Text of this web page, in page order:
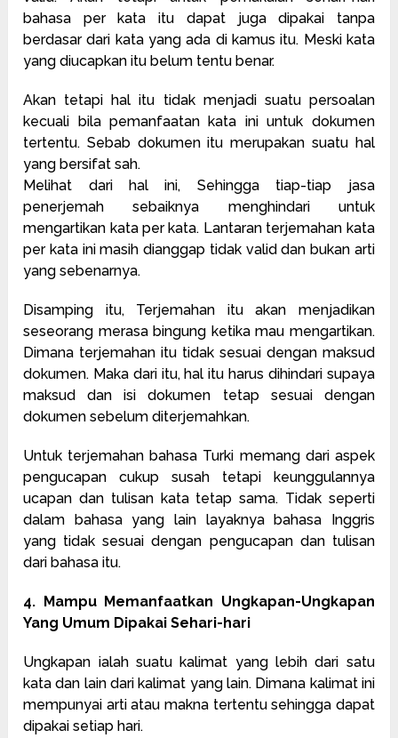
bahasa per kata itu dapat juga dipakai tanpa
berdasar dari kata yang ada di kamus itu. Meski kata
yang diucapkan itu belum tentu benar.
Akan tetapi hal itu tidak menjadi suatu persoalan
kecuali bila pemanfaatan kata ini untuk dokumen
tertentu. Sebab dokumen itu merupakan suatu hal
yang bersifat sah.
Melihat dari hal ini, Sehingga tiap-tiap jasa
penerjemah sebaiknya menghindari untuk
mengartikan kata per kata. Lantaran terjemahan kata
per kata ini masih dianggap tidak valid dan bukan arti
yang sebenarnya.
Disamping itu, Terjemahan itu akan menjadikan
seseorang merasa bingung ketika mau mengartikan.
Dimana terjemahan itu tidak sesuai dengan maksud
dokumen. Maka dari itu, hal itu harus dihindari supaya
maksud dan isi dokumen tetap sesuai dengan
dokumen sebelum diterjemahkan.
Untuk terjemahan bahasa Turki memang dari aspek
pengucapan cukup susah tetapi keunggulannya
ucapan dan tulisan kata tetap sama. Tidak seperti
dalam bahasa yang lain layaknya bahasa Inggris
yang tidak sesuai dengan pengucapan dan tulisan
dari bahasa itu.
4. Mampu Memanfaatkan Ungkapan-Ungkapan
Yang Umum Dipakai Sehari-hari
Ungkapan ialah suatu kalimat yang lebih dari satu
kata dan lain dari kalimat yang lain. Dimana kalimat ini
mempunyai arti atau makna tertentu sehingga dapat
dipakai setiap hari.